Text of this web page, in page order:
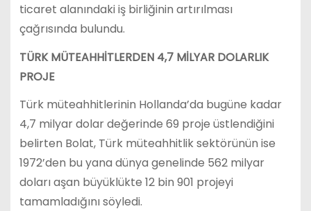
ticaret alanındaki iş birliğinin artırılması
çağrısında bulundu.
TÜRK MÜTEAHHİTLERDEN 4,7 MİLYAR DOLARLIK
PROJE
Türk müteahhitlerinin Hollanda’da bugüne kadar
4,7 milyar dolar değerinde 69 proje üstlendiğini
belirten Bolat, Türk müteahhitlik sektörünün ise
1972’den bu yana dünya genelinde 562 milyar
doları aşan büyüklükte 12 bin 901 projeyi
tamamladığını söyledi.